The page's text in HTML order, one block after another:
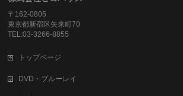
〒162-0805
東京都新宿区矢来町70
TEL:03-3266-8855
トップページ
DVD・ブルーレイ